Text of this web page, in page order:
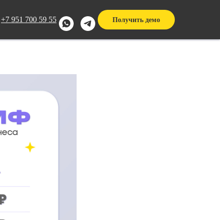
+7 951 700 59 55 Получить демо